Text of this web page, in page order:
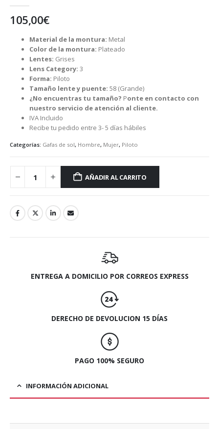
105,00€
Material de la montura: Metal
Color de la montura: Plateado
Lentes: Grises
Lens Category: 3
Forma: Piloto
Tamaño lente y puente: 58 (Grande)
¿No encuentras tu tamaño? Ponte en contacto con
nuestro servicio de atención al cliente.
IVA Incluido
Recibe tu pedido entre 3- 5 días hábiles
Categorías: Gafas de sol, Hombre, Mujer, Piloto
AÑADIR AL CARRITO
ENTREGA A DOMICILIO POR CORREOS EXPRESS
DERECHO DE DEVOLUCION 15 DÍAS
PAGO 100% SEGURO
INFORMACIÓN ADICIONAL